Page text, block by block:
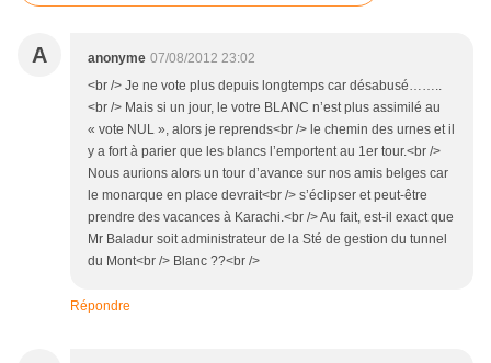
A anonyme 07/08/2012 23:02
<br /> Je ne vote plus depuis longtemps car désabusé……..
<br /> Mais si un jour, le votre BLANC n’est plus assimilé au
« vote NUL », alors je reprends<br /> le chemin des urnes et il
y a fort à parier que les blancs l’emportent au 1er tour.<br />
Nous aurions alors un tour d’avance sur nos amis belges car
le monarque en place devrait<br /> s’éclipser et peut-être
prendre des vacances à Karachi.<br /> Au fait, est-il exact que
Mr Baladur soit administrateur de la Sté de gestion du tunnel
du Mont<br /> Blanc ??<br />
Répondre